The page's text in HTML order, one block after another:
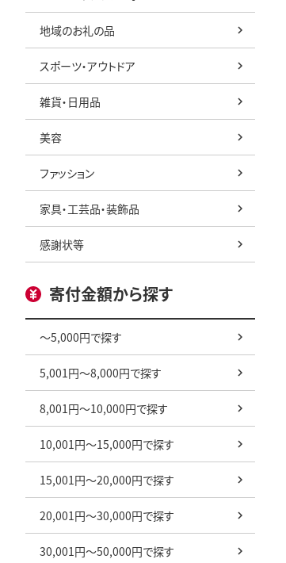
地域のお礼の品
スポーツ・アウトドア
雑貨・日用品
美容
ファッション
家具・工芸品・装飾品
感謝状等
寄付金額から探す
～5,000円で探す
5,001円～8,000円で探す
8,001円～10,000円で探す
10,001円～15,000円で探す
15,001円～20,000円で探す
20,001円～30,000円で探す
30,001円～50,000円で探す